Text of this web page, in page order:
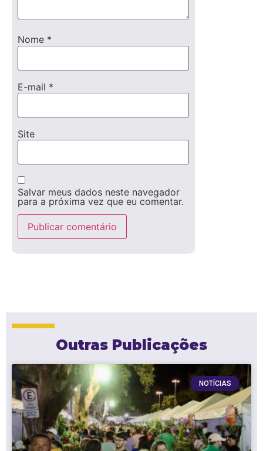
Nome *
E-mail *
Site
Salvar meus dados neste navegador
para a próxima vez que eu comentar.
Outras Publicações
NOTÍCIAS